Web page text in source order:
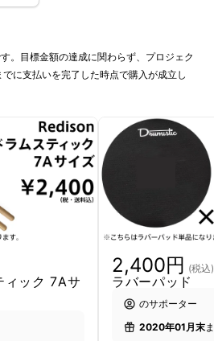
ってみたい！！」
思ったことがあるのではな
ら始めていいのかわ
揃えればいいの
かもしれません。
。目標金額の達成に関わらず、プロジェク
に支払いを完了した時点で購入が成立し
ィック 7Aサ
2,400円 (税込)
ラバーパッド
のサポーター
2020年01月末